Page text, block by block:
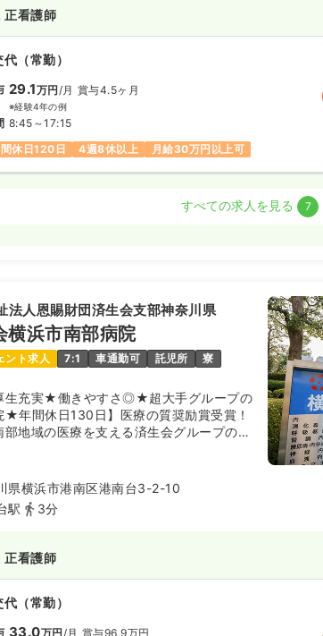
を提供しております。法人全体で良質な医
を提供し、地域社会の発展や繁栄に貢献し
す。
正看護師
（常勤）
29.1万円 /月 賞与4.5ヶ月
※経験4年の例
8:45～17:15
休日120日
4週8休以上 月給30万円以上可
8:45～17:15
祝休み
年間休日120日
ブランク可
27万円以上可
のみ（パート）
祝休み
オンコールあり
ブランク可
1,500円以上可
正看護師
（常勤）
すべての求人を見る 7
法人恩賜財団済生会支部神奈川県
横浜市南部病院
ント求人 7:1 車通勤可 託児所 寮
生充実★働きやすさ◎★超大手グループの
★年間休日130日】医療の質奨励賞受賞！
部地域の医療を支える済生会グループの総
「港南台」駅から徒歩3分と通勤にも非常
す。
県横浜市港南区港南台3-2-10
駅
3分
正看護師
（常勤）
33.0万円 /月 賞与96.9万円